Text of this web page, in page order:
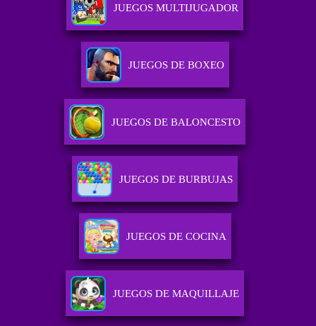
JUEGOS MULTIJUGADOR
JUEGOS DE BOXEO
JUEGOS DE BALONCESTO
JUEGOS DE BURBUJAS
JUEGOS DE COCINA
JUEGOS DE MAQUILLAJE